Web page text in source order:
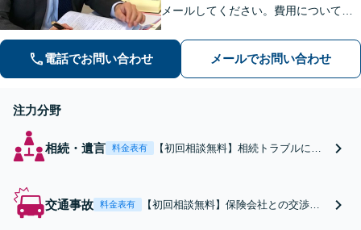
メールしてください。費用について
す。
電話でお問い合わせ メールでお問い合わせ
注力分野
相続・遺言 料金表有
【初回相談無料】相続トラブルに発
情的な部分が大きくなり、話が平行
交通事故 料金表有
【初回相談無料】保険会社との交渉が